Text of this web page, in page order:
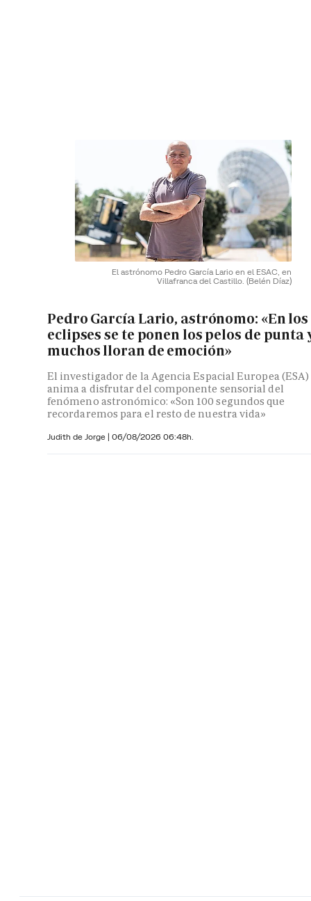
El astrónomo Pedro García Lario en el ESAC, en
Villafranca del Castillo. (Belén Díaz)
Pedro García Lario, astrónomo: «En los
eclipses se te ponen los pelos de punta
muchos lloran de emoción»
El investigador de la Agencia Espacial Europea (ESA)
anima a disfrutar del componente sensorial del
fenómeno astronómico: «Son 100 segundos que
recordaremos para el resto de nuestra vida»
Judith de Jorge | 06/08/2026 06:48h.